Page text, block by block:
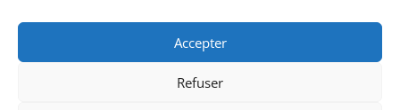
Accepter
Refuser
(FEADER) : L’Europe investit dans les zones rurales